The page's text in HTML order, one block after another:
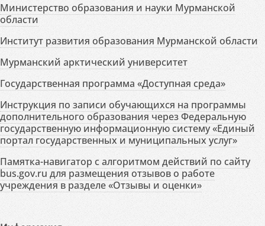
Министерство образования и науки Мурманской
области
Институт развития образования Мурманской области
Мурманский арктический университет
Государственная программа «Доступная среда»
Инструкция по записи обучающихся на программы
дополнительного образования через Федеральную
государственную информационную систему «Единый
портал государственных и муниципальных услуг»
Памятка-навигатор с алгоритмом действий по сайту
bus.gov.ru для размещения отзывов о работе
учреждения в разделе «Отзывы и оценки»